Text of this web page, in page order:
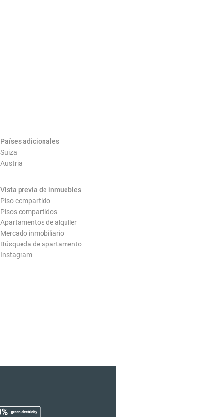
Países adicionales
Suiza
Austria
Vista previa de inmuebles
Piso compartido
Pisos compartidos
Apartamentos de alquiler
Mercado inmobiliario
Búsqueda de apartamento
Instagram